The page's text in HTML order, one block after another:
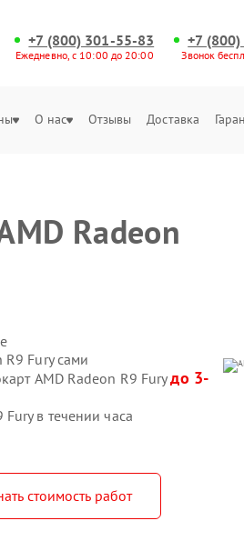
+7 (800) 301-55-83
Ежедневно, с 10:00 до 20:00
+7
Звонок
О нас Отзывы Доставка
Radeon
R9 Fury сами
AMD Radeon R9 Furyдо 3-
в течении часа
стоимость работ